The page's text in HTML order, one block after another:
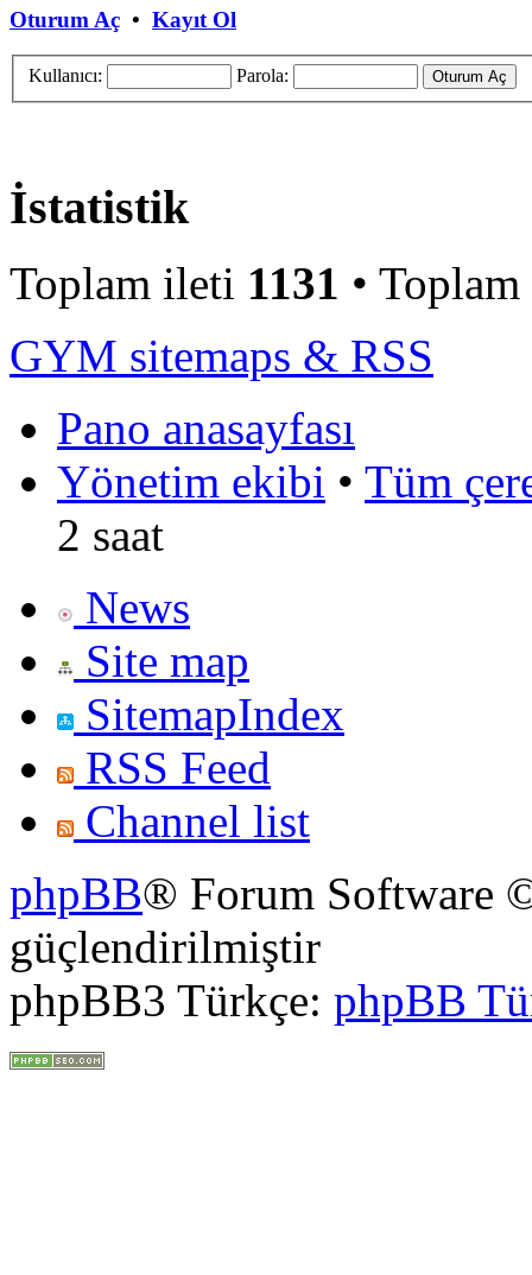
Oturum Aç • Kayıt Ol
Kullanıcı: Parola:
İstatistik
Toplam ileti 1131 •
GYM sitemaps & RSS
Pano anasayfası
Yönetim ekibi • Tüm
2 saat
News
Site map
SitemapIndex
RSS Feed
Channel list
phpBB® Forum Software
güçlendirilmiştir
phpBB3 Türkçe: phpBB